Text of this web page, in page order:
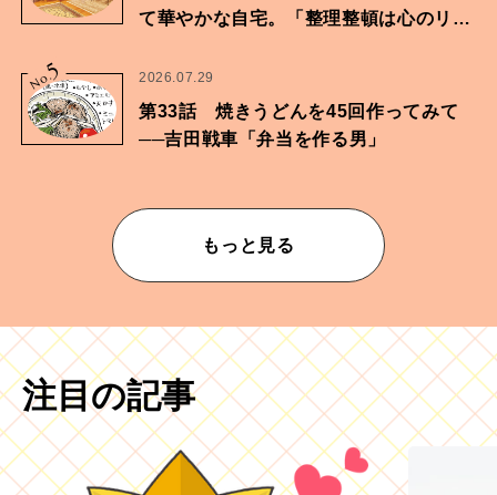
て華やかな自宅。「整理整頓は心のリズ
No.
5 2026.07.29
第33話 焼きうどんを45回作ってみて
──吉田戦車「弁当を作る男」
もっと見る
注目の記事